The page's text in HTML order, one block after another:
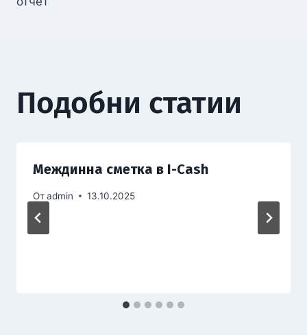
Подобни статии
Междинна сметка в I-Cash
Отadmin 13.10.2025